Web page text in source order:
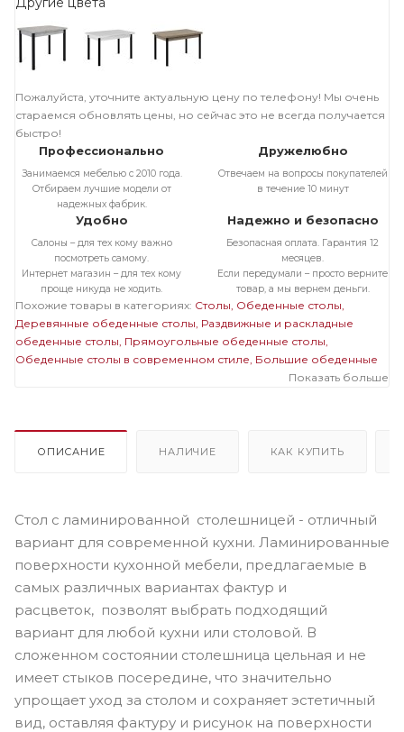
Пожалуйста, уточните актуальную цену по телефону! Мы очень
стараемся обновлять цены, но сейчас это не всегда получается
быстро!
Профессионально
Занимаемся мебелью с 2010 года.
Отбираем лучшие модели от
надежных фабрик.
Дружелюбно
Отвечаем на вопросы покупателей
в течение 10 минут
Удобно
Салоны – для тех кому важно
посмотреть самому.
Интернет магазин – для тех кому
проще никуда не ходить.
Надежно и безопасно
Безопасная оплата. Гарантия 12
месяцев.
Если передумали – просто верните
товар, а мы вернем деньги.
Похожие товары в категориях: Столы Обеденные столы
Деревянные обеденные столы Раздвижные и раскладные
обеденные столы Прямоугольные обеденные столы
Обеденные столы в современном стиле Большие обеденные
Деревянные раздвижные и раскладные столы
Раздвижные и раскладные большие столы
большие столы
Показать больше
ОПИСАНИЕ НАЛИЧИЕ КАК КУПИТЬ
Стол с ламинированной столешницей - отличный
вариант для современной кухни. Ламинированные
поверхности кухонной мебели, предлагаемые в
самых различных вариантах фактур и
расцветок, позволят выбрать подходящий
вариант для любой кухни или столовой. В
сложенном состоянии столешница цельная и не
имеет стыков посередине, что значительно
упрощает уход за столом и сохраняет эстетичный
вид, оставляя фактуру и рисунок на поверхности